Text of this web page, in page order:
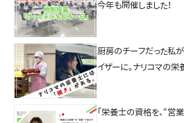
今年も開催しました！
厨房のチーフだった私
イザーに。ナリコマの栄
「栄養士の資格を、“営